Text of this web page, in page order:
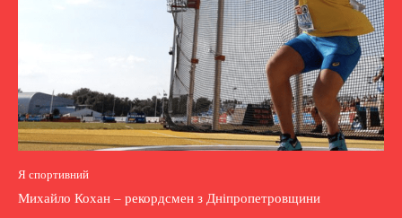
Я спортивний
Михайло Кохан – рекордсмен з Дніпропетровщини